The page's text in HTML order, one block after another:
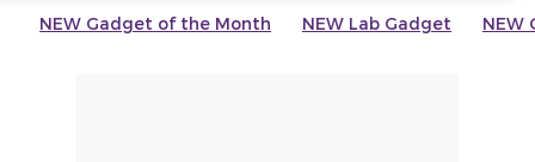
NEW Gadget of the Month NEW Lab Gadget NEW